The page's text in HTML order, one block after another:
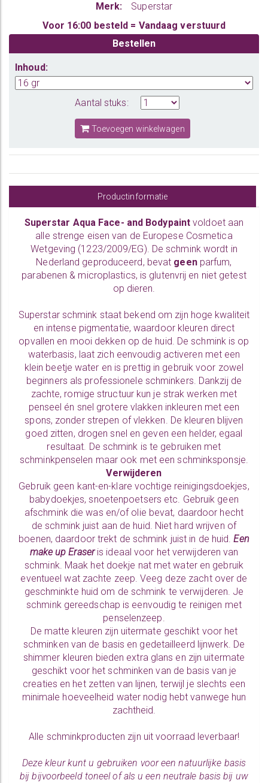
Merk:
Superstar
Voor 16:00 besteld = Vandaag verstuurd
Bestellen
Inhoud:
Aantal stuks:
Toevoegen winkelwagen
Productinformatie
Superstar Aqua Face- and Bodypaintvoldoet aan
alle strenge eisen van de Europese Cosmetica
Wetgeving (1223/2009/EG). De schmink wordt in
Nederland geproduceerd, bevat geenparfum,
parabenen & microplastics, is glutenvrij en niet getest
op dieren.
Superstar schmink staat bekend om zijn hoge kwaliteit
en intense pigmentatie, waardoor kleuren direct
opvallen en mooi dekken op de huid. De schmink is op
waterbasis, laat zich eenvoudig activeren met een
klein beetje water en is prettig in gebruik voor zowel
beginners als professionele schminkers. Dankzij de
zachte, romige structuur kun je strak werken met
penseel én snel grotere vlakken inkleuren met een
spons, zonder strepen of vlekken. De kleuren blijven
goed zitten, drogen snel en geven een helder, egaal
resultaat. De schmink is te gebruiken met
schminkpenselen maar ook met eenschminksponsje.
Verwijderen
Gebruik geen kant-en-klare vochtige reinigingsdoekjes,
babydoekjes, snoetenpoetsers etc. Gebruik geen
afschmink die was en/of olie bevat, daardoor hecht
de schmink juist aan de huid. Niet hard wrijven of
boenen, daardoor trekt de schmink juist in de huid.Een
make up Eraseris ideaal voor het verwijderen van
schmink. Maak het doekje nat met water en gebruik
eventueel wat zachte zeep. Veeg deze zacht over de
geschminkte huid om de schmink te verwijderen. Je
schmink gereedschap is eenvoudig te reinigen met
penselenzeep.
De matte kleuren zijn uitermate geschikt voor het
schminken van de basis en gedetailleerd lijnwerk. De
shimmer kleuren bieden extra glans en zijn uitermate
geschikt voor het schminken van de basis van je
creaties en het zetten van lijnen, terwijl je slechts een
minimale hoeveelheid water nodig hebt vanwege hun
zachtheid.
Alle schminkproducten zijn uit voorraad leverbaar!
Deze kleur kunt u gebruiken voor een natuurlijke basis
bij bijvoorbeeld toneel of als u een neutrale basis bij uw